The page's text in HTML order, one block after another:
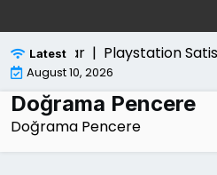
to
content
Latest
Zararlar |Playstation
August 10, 2026
Doğrama Pencere
Doğrama Pencere